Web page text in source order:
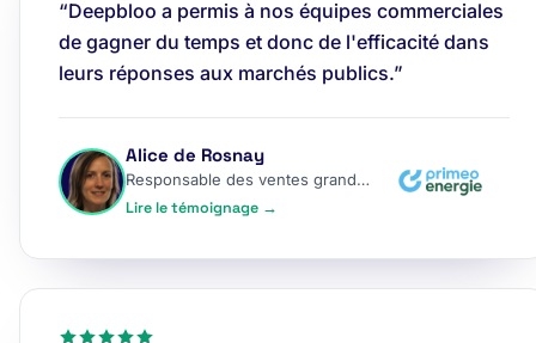
“Deepbloo a permis à nos équipes commerciales
de gagner du temps et donc de l'efficacité dans
leurs réponses aux marchés publics.”
Alice de Rosnay
Responsable des ventes grands comptes
Lire le témoignage →